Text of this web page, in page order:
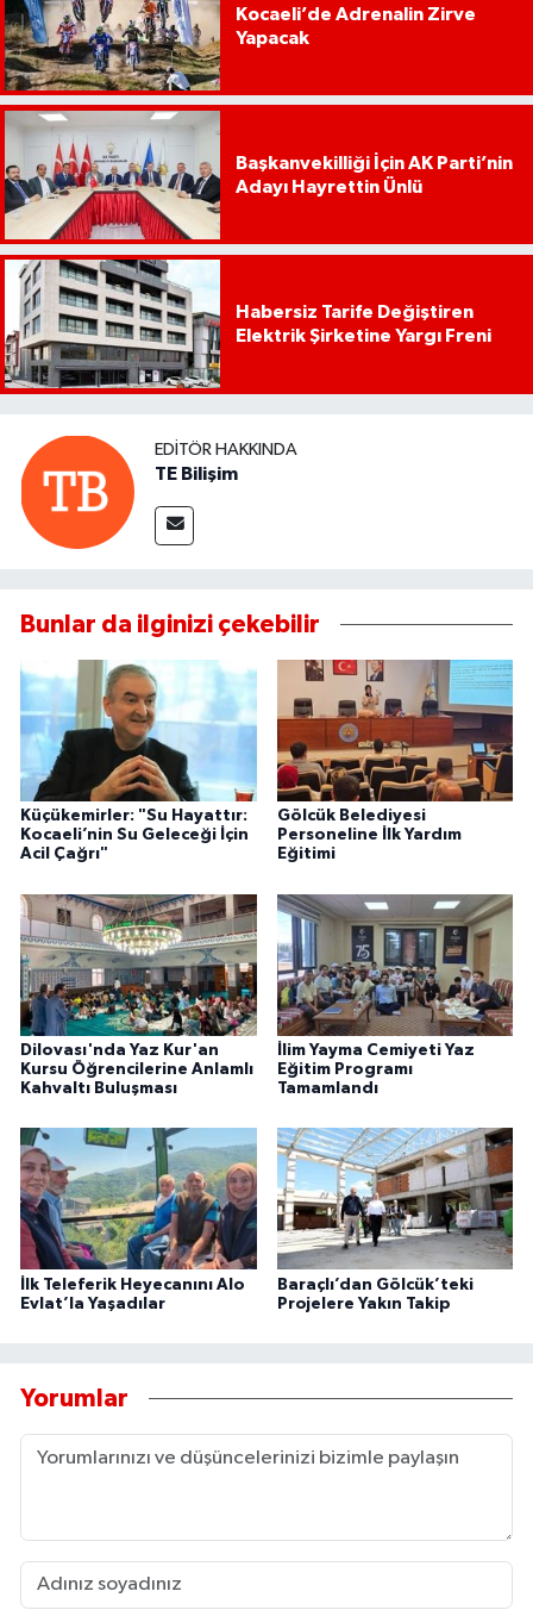
Kocaeli’de Adrenalin Zirve
Yapacak
Başkanvekilliği İçin AK Parti’nin
Adayı Hayrettin Ünlü
Habersiz Tarife Değiştiren
Elektrik Şirketine Yargı Freni
EDITÖR HAKKINDA
TE Bilişim
Bunlar da ilginizi çekebilir
Küçükemirler: "Su Hayattır:
Kocaeli’nin Su Geleceği İçin
Acil Çağrı"
Gölcük Belediyesi
Personeline İlk Yardım
Eğitimi
Dilovası'nda Yaz Kur'an
Kursu Öğrencilerine Anlamlı
Kahvaltı Buluşması
İlim Yayma Cemiyeti Yaz
Eğitim Programı
Tamamlandı
İlk Teleferik Heyecanını Alo
Evlat’la Yaşadılar
Baraçlı’dan Gölcük’teki
Projelere Yakın Takip
Yorumlar